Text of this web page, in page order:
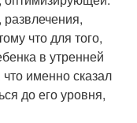
что для того,
в утренней
именно сказал
до его уровня,